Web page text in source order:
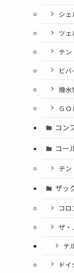
シェ
ツェ
テン
ビバ
撥水
ＧＯ
コン
コー
テン
ザッ
コ
ザ・
テ
ド